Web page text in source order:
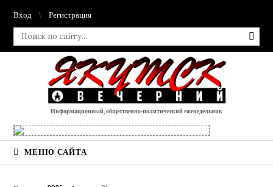
Вход Регистрация
Информационный, общественно-политический еженедельник
МЕНЮ САЙТА